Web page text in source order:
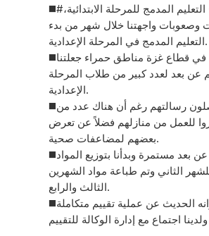
◼️#مترددون في فتح التعليم المدمج للمرحلة الابتدائية،
وصعوبات واجهتنا خلال شهر من بدء
التعليم المدمج في المرحلة الإعدادية.
◼️اعلان مناطق كبيرة في قطاع غزة مناطق حمراء جعلتنا
عن بعد لعدد كبير من طلاب المرحلة
الإعدادية.
◼️المعلمون يواصلون رسالتهم رغم أن هناك عدد من
للعمل من منازلهم فضلاً عن تعرض
بعضهم لمضاعفات صحية.
◼️عملية التعليم عن بعد مستمرة وبدأنا بتوزيع المواد
الثاني وتم طباعة مواد الشهرين
الثالث والرابع.
◼️من السابق لأوانه الحديث عن عملية تقييم متكاملة